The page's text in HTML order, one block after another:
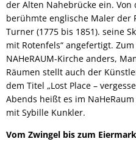
der Alten Nahebrücke ein.
berühmte englische Maler der
Turner (1775 bis 1851). seine
mit Rotenfels“ angefertigt.
NAHeRAUM-Kirche anders,
Räumen stellt auch der
dem Titel „Lost Place –
Abends heißt es im
mit Sybille Kunkler.
Vom Zwingel bis zum